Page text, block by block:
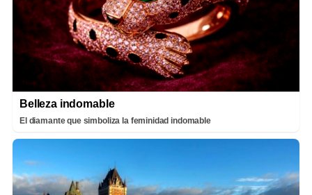
Belleza indomable
El diamante que simboliza la feminidad indomable